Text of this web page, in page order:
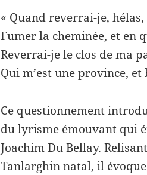
« Quand reverrai-je,
Fumer la cheminée, et en
Reverrai-je le clos de ma
Qui m’est une province,
Ce questionnement
du lyrisme émouvant qui
Joachim Du Bellay.
Tanlarghin natal, il